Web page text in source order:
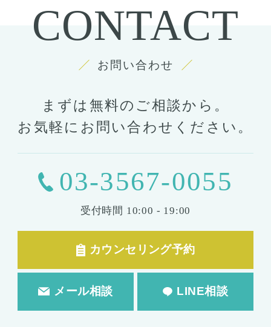
CONTACT
お問い合わせ
まずは無料のご相談から。
お気軽にお問い合わせください。
03-3567-0055
受付時間 10:00 - 19:00
カウンセリング予約
メール相談 LINE相談